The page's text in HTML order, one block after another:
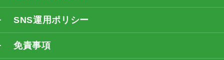
SNS運用ポリシー
免責事項